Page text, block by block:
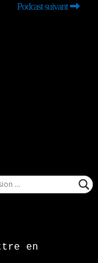
Podcast suivant
en